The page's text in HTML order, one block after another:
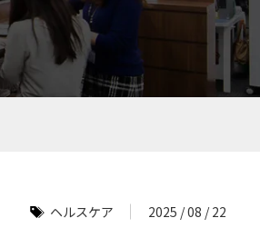
ヘルスケア 2025 / 08 / 22